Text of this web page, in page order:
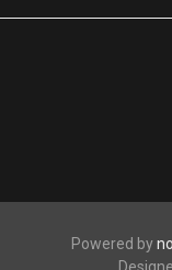
Powered by